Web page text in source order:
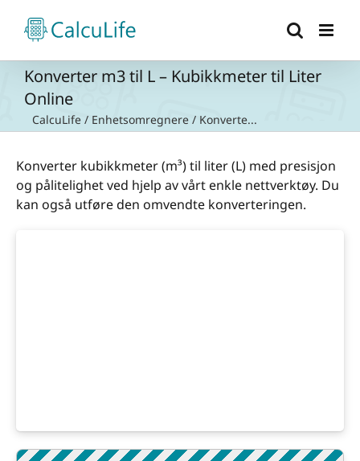
content
Konverter m3 til L – Kubikkmeter til Liter
Online
CalcuLife / Enhetsomregnere / Konverte...
Konverter kubikkmeter (m³) til liter (L) med presisjon
og pålitelighet ved hjelp av vårt enkle nettverktøy. Du
kan også utføre den omvendte konverteringen.